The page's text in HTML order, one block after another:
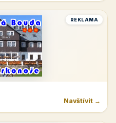
REKLAMA
Navštívit →